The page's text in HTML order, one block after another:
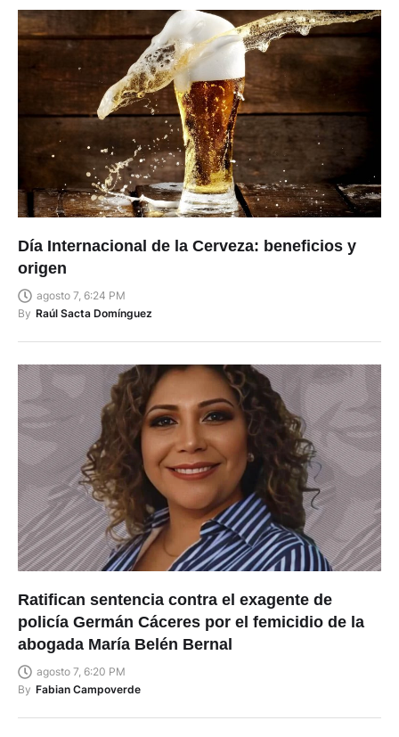
Día Internacional de la Cerveza: beneficios y
origen
agosto 7, 6:24 PM
By Raúl Sacta Domínguez
Ratifican sentencia contra el exagente de
policía Germán Cáceres por el femicidio de la
abogada María Belén Bernal
agosto 7, 6:20 PM
By Fabian Campoverde